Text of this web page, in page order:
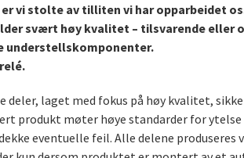
vi stolte av tilliten vi har opparbeidet
svært høy kvalitet – tilsvarende eller
understellskomponenter.
deler, laget med fokus på høy kvalitet,
produkt møter høye standarder for
eventuelle feil. Alle delene